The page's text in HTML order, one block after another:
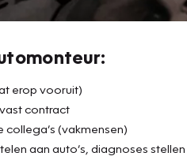
erop vooruit)
contract
collega’s (vakmensen)
aan auto’s, diagnoses